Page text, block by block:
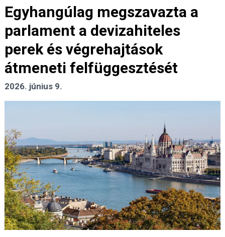
Egyhangúlag megszavazta a
parlament a devizahiteles
perek és végrehajtások
átmeneti felfüggesztését
2026. június 9.